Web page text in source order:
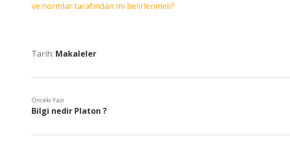
ve normlar tarafından mı belirlenmeli?
Tarih: Makaleler
Önceki Yazı
Bilgi nedir Platon ?